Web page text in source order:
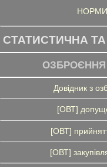
НОРМИ
СТАТИСТИЧНА
ОЗБРОЄННЯ
Довідник з
[ОВТ]
[ОВТ]
[ОВТ]